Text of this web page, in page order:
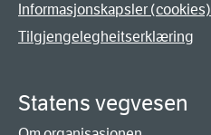
Informasjonskapsler (cookies)
Tilgjengelegheitserklæring
Statens vegvesen